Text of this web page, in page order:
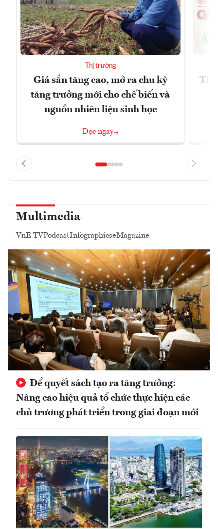
Thị trường
Giá sắn tăng cao, mở ra chu kỳ
tăng trưởng mới cho chế biến và
nguồn nhiên liệu sinh học
Đọc ngay
Multimedia
VnE TVPodcastInfographicseMagazine
Để quyết sách tạo ra tăng trưởng:
Nâng cao hiệu quả tổ chức thực hiện các
chủ trương phát triển trong giai đoạn mới